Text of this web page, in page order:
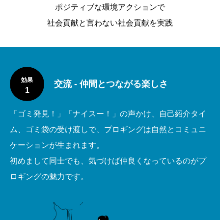
ポジティブな環境アクションで
社会貢献と言わない社会貢献を実践
効果
1
交流 - 仲間とつながる楽しさ
「ゴミ発見！」「ナイスー！」の声かけ、自己紹介タイ
ム、ゴミ袋の受け渡しで、プロギングは自然とコミュニ
ケーションが生まれます。
初めまして同士でも、気づけば仲良くなっているのがプ
ロギングの魅力です。